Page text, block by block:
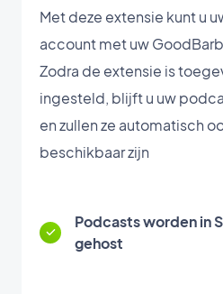
Met deze extensie kunt u
account met uw
Zodra de extensie is
ingesteld, blijft u uw
en zullen ze automatisch
beschikbaar zijn
Podcasts worden in
gehost